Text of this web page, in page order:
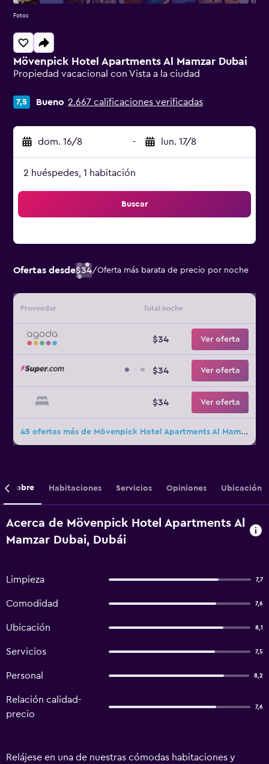
Mövenpick Hotel Apartments Al Mamzar Dubai
Propiedad vacacional con Vista a la ciudad
7,5 Bueno 2.667 calificaciones verificadas
dom. 16/8 - lun. 17/8
2 huéspedes, 1 habitación
Buscar
Ofertas desde$34/Oferta más barata de precio por noche
Proveedor Total noche
$34 Ver oferta
$34 Ver oferta
$34 Ver oferta
45 ofertas más de Mövenpick Hotel Apartments Al Mamzar Dubai
Fotos
Sobre Habitaciones Servicios Opiniones Ubicación
Acerca de Mövenpick Hotel Apartments Al
Mamzar Dubai, Dubái
Limpieza 7,7
Comodidad 7,6
Ubicación 8,1
Servicios 7,5
Personal 8,2
Relación calidad-
precio
7,6
Relájese en una de nuestras cómodas habitaciones y